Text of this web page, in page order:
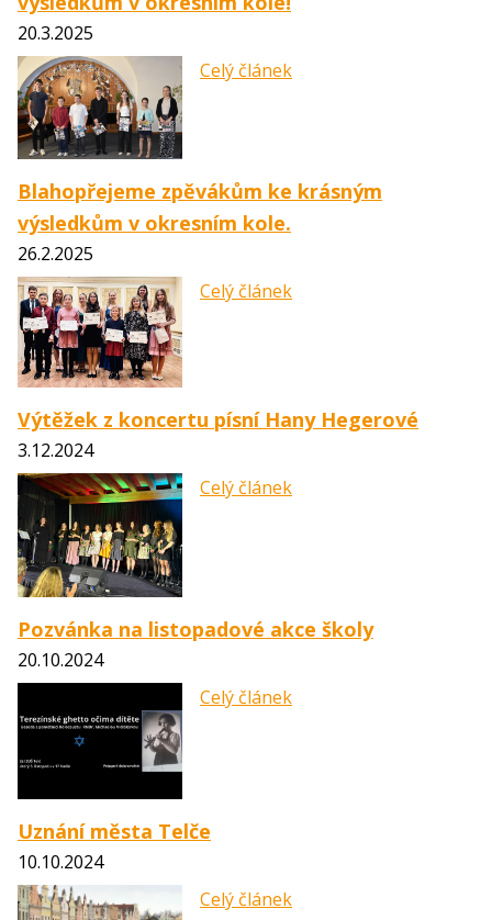
20.3.2025
Celý článek
Blahopřejeme zpěvákům ke krásným
výsledkům v okresním kole.
26.2.2025
Celý článek
Výtěžek z koncertu písní Hany Hegerové
3.12.2024
Celý článek
Pozvánka na listopadové akce školy
20.10.2024
Celý článek
Uznání města Telče
10.10.2024
Celý článek